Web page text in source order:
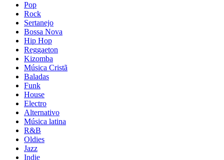
Pop
Rock
Sertanejo
Bossa Nova
Hip Hop
Reggaeton
Kizomba
Música Cristã
Baladas
Funk
House
Electro
Alternativo
Música latina
R&B
Oldies
Jazz
Indie